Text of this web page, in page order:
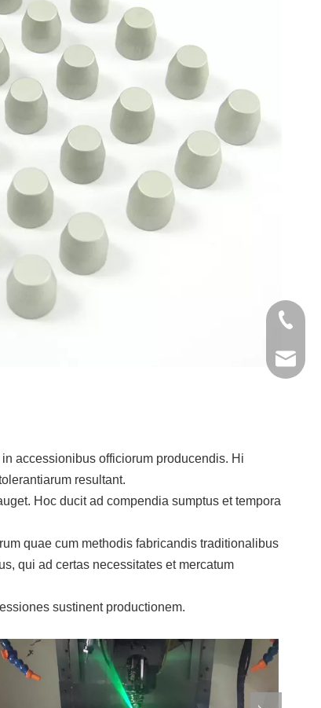
accessionibus officiorum producendis. Hi
resultant.
Hoc ducit ad compendia sumptus et tempora
quae cum methodis fabricandis traditionalibus
qui ad certas necessitates et mercatum
sustinent productionem.
+86-